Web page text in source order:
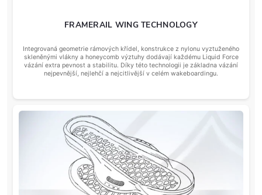
FRAMERAIL WING TECHNOLOGY
Integrovaná geometrie rámových křídel, konstrukce z nylonu vyztuženého
skleněnými vlákny a honeycomb výztuhy dodávají každému Liquid Force
vázání extra pevnost a stabilitu. Díky této technologii je základna vázání
nejpevnější, nejlehčí a nejcitlivější v celém wakeboardingu.